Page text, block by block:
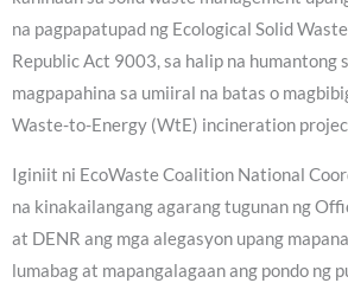
na pagpapatupad ng Ecological Solid
Republic Act 9003, sa halip na humantong
magpapahina sa umiiral na batas o
Waste-to-Energy (WtE) incineration
Iginiit ni EcoWaste Coalition National
na kinakailangang agarang tugunan ng
at DENR ang mga alegasyon upang
lumabag at mapangalagaan ang pondo ng